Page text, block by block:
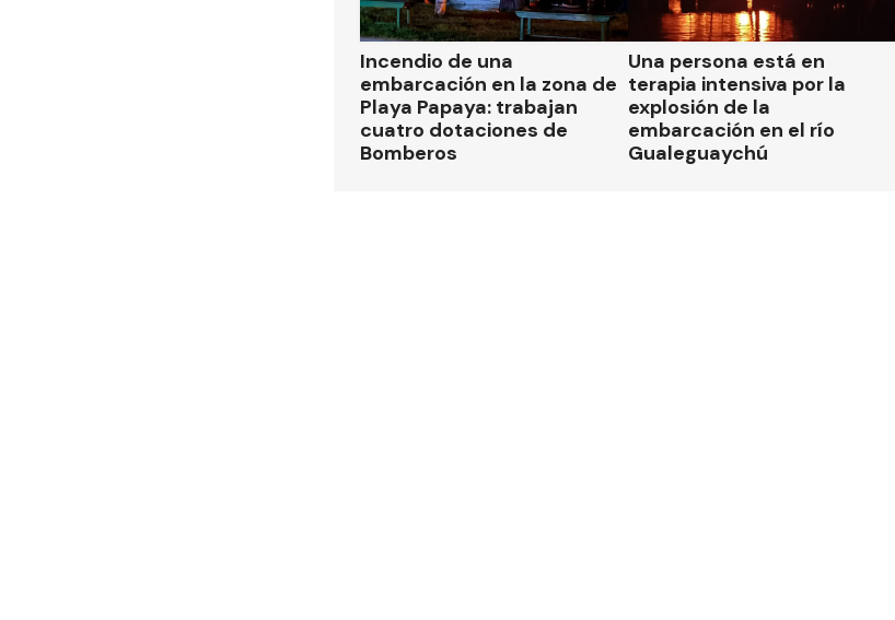
Incendio de una
embarcación en la zona de
Playa Papaya: trabajan
cuatro dotaciones de
Bomberos
Una persona está en
terapia intensiva por la
explosión de la
embarcación en el río
Gualeguaychú